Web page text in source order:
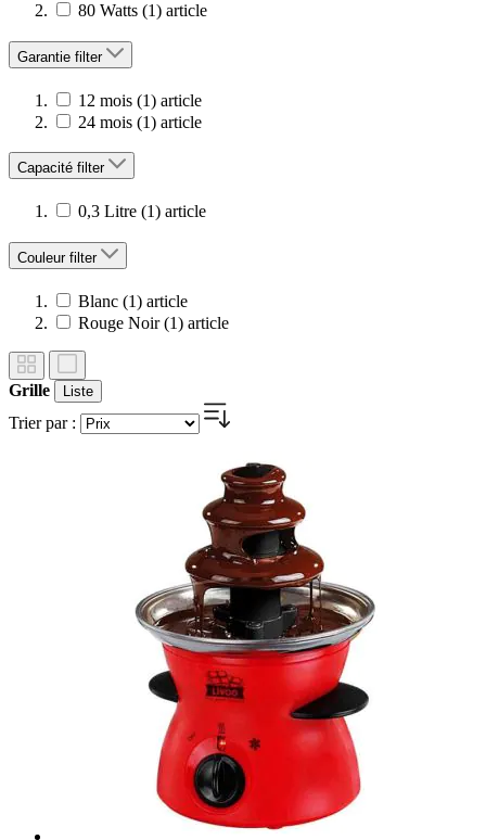
80 Watts (1) article
Garantie filter
12 mois (1) article
24 mois (1) article
Capacité filter
0,3 Litre (1) article
Couleur filter
Blanc (1) article
Rouge Noir (1) article
Grille Liste
Trier par :